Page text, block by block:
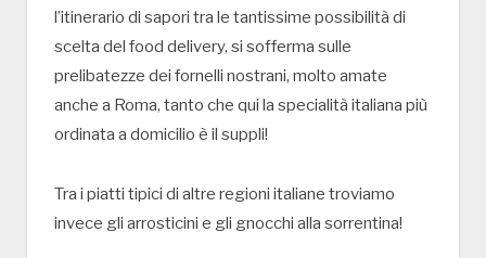
l’itinerario di sapori tra le tantissime possibilità di
scelta del food delivery, si sofferma sulle
prelibatezze dei fornelli nostrani, molto amate
anche a Roma, tanto che qui la specialità italiana più
ordinata a domicilio è il suppli!
Tra i piatti tipici di altre regioni italiane troviamo
invece gli arrosticini e gli gnocchi alla sorrentina!